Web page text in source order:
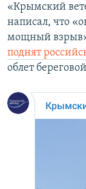
«Крымский
написал, что
мощный
поднят
облет